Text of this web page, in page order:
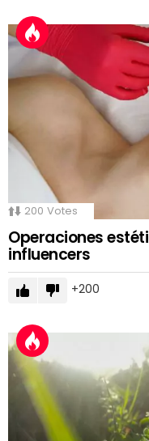
200 Votes
Operaciones
influencers
200